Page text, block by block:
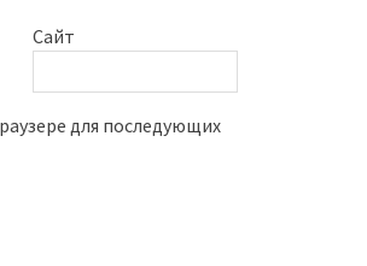
Сайт
для последующих